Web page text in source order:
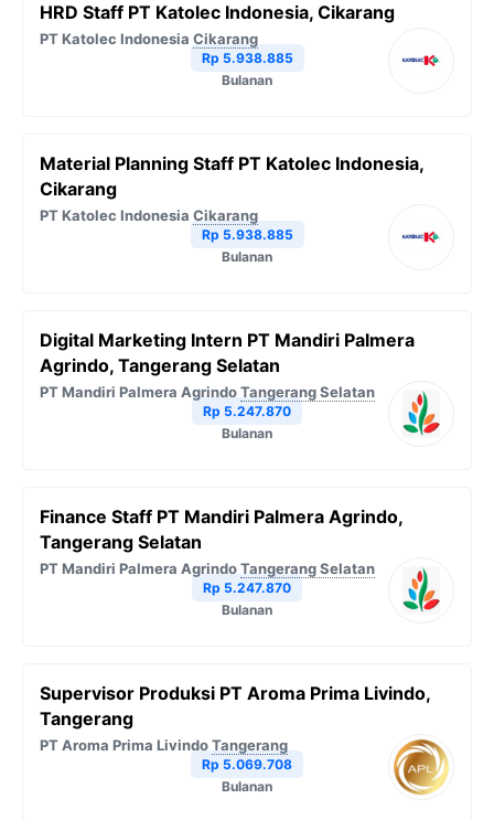
HRD Staff PT Katolec Indonesia, Cikarang
PT Katolec Indonesia Cikarang
Rp 5.938.885
Bulanan
Material Planning Staff PT Katolec Indonesia,
Cikarang
PT Katolec Indonesia Cikarang
Rp 5.938.885
Bulanan
Digital Marketing Intern PT Mandiri Palmera
Agrindo, Tangerang Selatan
PT Mandiri Palmera AgrindoTangerang Selatan
Rp 5.247.870
Bulanan
Finance Staff PT Mandiri Palmera Agrindo,
Tangerang Selatan
PT Mandiri Palmera AgrindoTangerang Selatan
Rp 5.247.870
Bulanan
Supervisor Produksi PT Aroma Prima Livindo,
Tangerang
PT Aroma Prima LivindoTangerang
Rp 5.069.708
Bulanan